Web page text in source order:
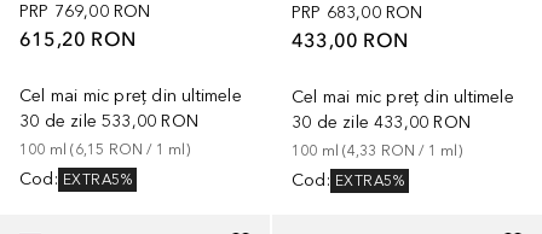
PRP 769,00 RON
615,20 RON
Cel mai mic preț din ultimele
30 de zile 533,00 RON
100 ml (6,15 RON / 1 ml )
Cod: EXTRA5%
PRP 683,00 RON
433,00 RON
Cel mai mic preț din ultimele
30 de zile 433,00 RON
100 ml (4,33 RON / 1 ml )
Cod : EXTRA5%